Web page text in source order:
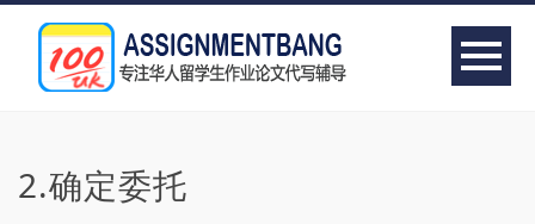
2.确定委托